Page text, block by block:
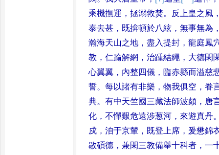
乘機撫運 ，拯溺救焚。 反上皇之風
泰去甚 ， 既揜頓於八絃 ，無事無為
瀚海天山之地 ，盡入提封 ，龍庭鳳
教 ，仁踰解網 ，治踵結繩 ， 大德閑
心翼翼 ， 內整四儀 ， 臨赤縣而溢慈
誓。每以諸有非樂 ，物我俱空 ，眷
典。有中天竺國三藏法師波頗 ， 唐
化 ，不憚艱危遠涉葱河 ， 來遊真丹
戍 ，洎于京輦 ， 既登上席 ， 爰懋錦
敭碩德 ，兼閑三教備舉十科者 ，一